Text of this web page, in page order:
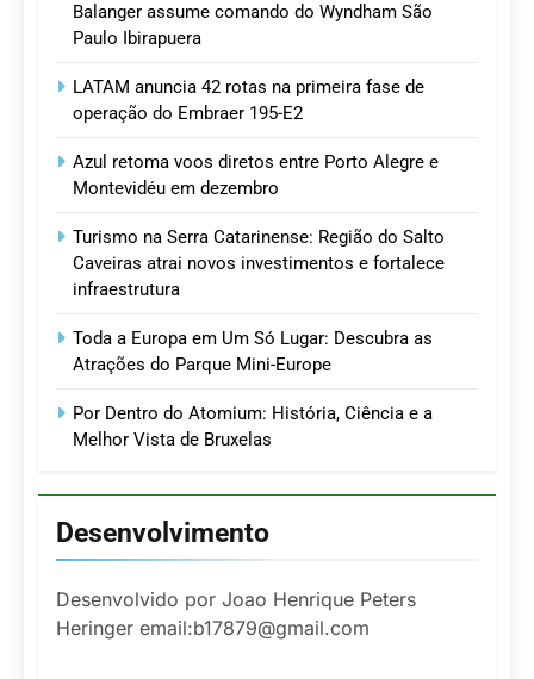
Balanger assume comando do Wyndham São
Paulo Ibirapuera
LATAM anuncia 42 rotas na primeira fase de
operação do Embraer 195-E2
Azul retoma voos diretos entre Porto Alegre e
Montevidéu em dezembro
Turismo na Serra Catarinense: Região do Salto
Caveiras atrai novos investimentos e fortalece
infraestrutura
Toda a Europa em Um Só Lugar: Descubra as
Atrações do Parque Mini-Europe
Por Dentro do Atomium: História, Ciência e a
Melhor Vista de Bruxelas
Desenvolvimento
Desenvolvido por Joao Henrique Peters
Heringer email:b17879@gmail.com